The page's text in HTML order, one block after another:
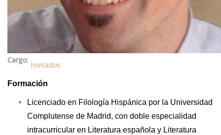
43 Semana (2014)
42 Semana (2013)
41 Semana (2012)
Cargo:
Invitados
Formación
Licenciado en Filología Hispánica por la Universidad
Complutense de Madrid, con doble especialidad
intracurricular en Literatura española y Literatura